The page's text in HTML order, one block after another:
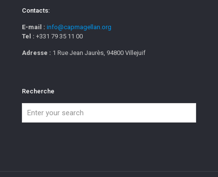
Contacts:
E-mail : info@capmagellan.org
Tel : +331 79 35 11 00
Adresse : 1 Rue Jean Jaurès, 94800 Villejuif
Recherche